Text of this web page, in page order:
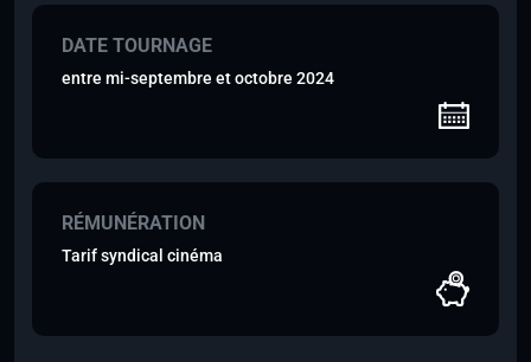
DATE TOURNAGE
entre mi-septembre et octobre 2024
RÉMUNÉRATION
Tarif syndical cinéma